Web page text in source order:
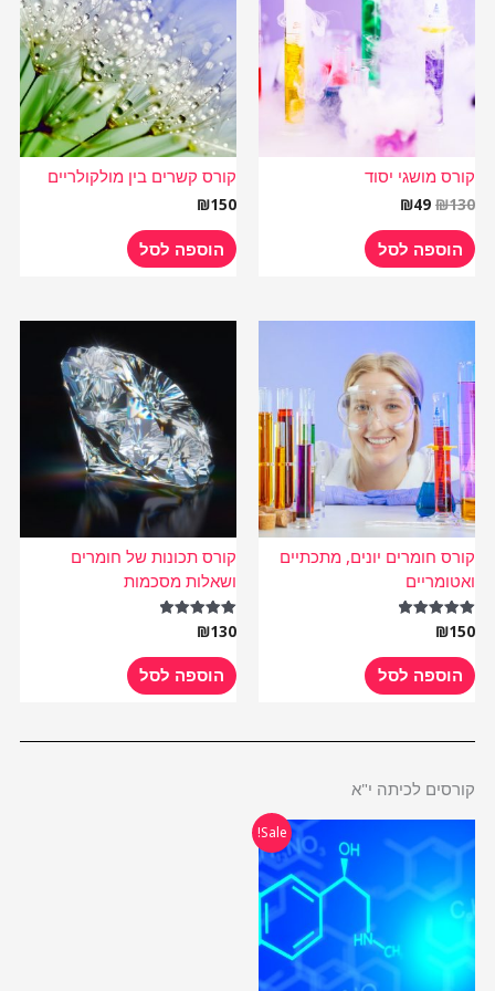
קורס מושגי יסוד
₪130
₪130.
₪49
₪49.
הוספה לסל
קורס קשרים בין מולקולריים
₪150
הוספה לסל
קורס חומרים יונים, מתכתיים
ואטומריים
דורג
5.00
מתוך 5
₪150
הוספה לסל
קורס תכונות של חומרים
ושאלות מסכמות
דורג
5.00
מתוך 5
₪130
הוספה לסל
קורסים לכיתה י"א
Sale!
המקורי
₪970.
הנוכחי
₪485.